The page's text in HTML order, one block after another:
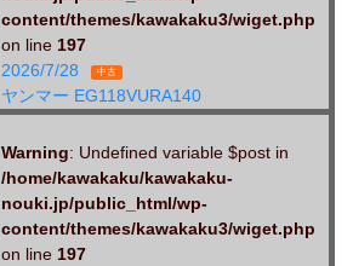
content/themes/kawakaku3/wiget.php
on line 197
2026/7/28
中古
ヤンマー EG118VURA140
Warning: Undefined variable $post in
/home/kawakaku/kawakaku-
nouki.jp/public_html/wp-
content/themes/kawakaku3/wiget.php
on line 197